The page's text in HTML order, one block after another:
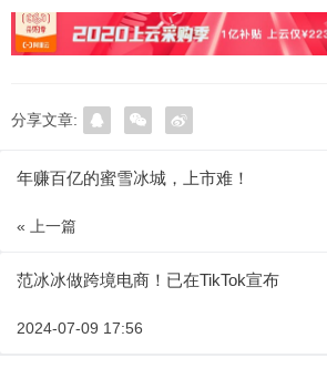
分享文章:
年赚百亿的蜜雪冰城，上市难！
« 上一篇
范冰冰做跨境电商！已在TikTok宣布
2024-07-09 17:56